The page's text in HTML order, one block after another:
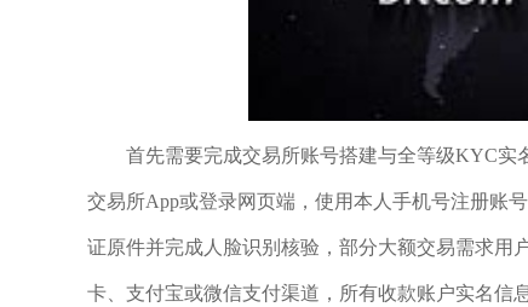
首先需要完成交易所账号搭建与全等级KYC
交易所App或登录网页端，使用本人手机号注册账
证原件并完成人脸识别核验，部分大额交易需求用
卡、支付宝或微信支付渠道，所有收款账户实名信